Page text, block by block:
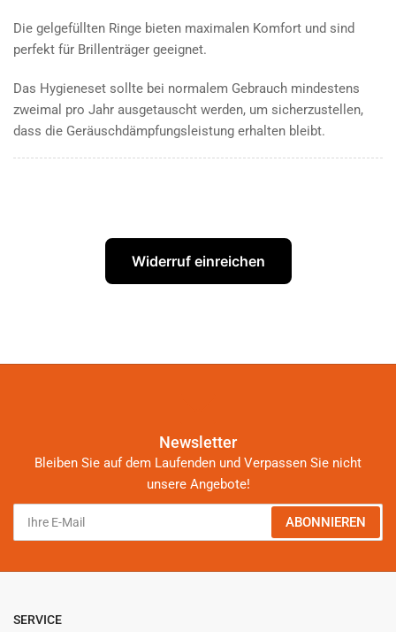
Die gelgefüllten Ringe bieten maximalen Komfort und sind
perfekt für Brillenträger geeignet.
Das Hygieneset sollte bei normalem Gebrauch mindestens
zweimal pro Jahr ausgetauscht werden, um sicherzustellen,
dass die Geräuschdämpfungsleistung erhalten bleibt.
Widerruf einreichen
Newsletter
Bleiben Sie auf dem Laufenden und Verpassen Sie nicht
unsere Angebote!
Mail
ABONNIEREN
SERVICE